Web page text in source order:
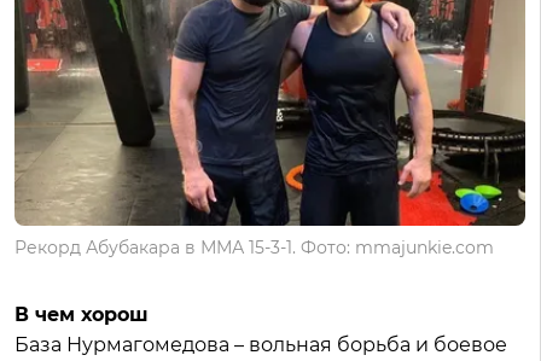
Рекорд Абубакара в ММА 15-3-1. Фото: mmajunkie.com
В чем хорош
База Нурмагомедова – вольная борьба и боевое